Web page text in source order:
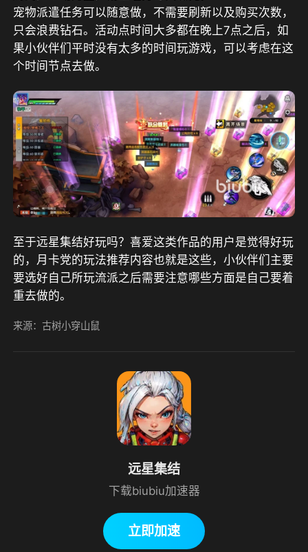
宠物派遣任务可以随意做，不需要刷新以及购买次数，
只会浪费钻石。活动点时间大多都在晚上7点之后，如
果小伙伴们平时没有太多的时间玩游戏，可以考虑在这
个时间节点去做。
至于远星集结好玩吗？喜爱这类作品的用户是觉得好玩
的，月卡党的玩法推荐内容也就是这些，小伙伴们主要
要选好自己所玩流派之后需要注意哪些方面是自己要着
重去做的。
来源：古树小穿山鼠
远星集结
下载biubiu加速器
立即加速